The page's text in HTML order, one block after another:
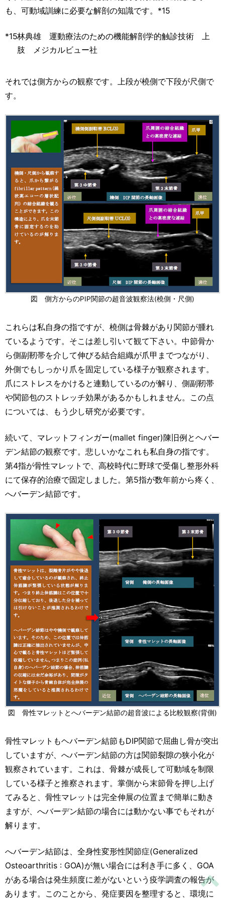
も、可動域訓練に必要な解剖の知識です。*15
*15林典雄 運動療法のための機能解剖学的触診技術 上
肢 メジカルビュー社
それでは側方からの観察です。上段が橈側で下段が尺側で
す。
図 側方からのPIP関節の超音波観察法(橈側・尺側)
これらは私自身の指ですが、橈側は骨棘があり関節が腫れ
ているようです。そこは差し引いて観て下さい。中節骨か
ら側副靭帯を介して伸びる結合組織が爪甲までつながり、
外側でもしっかり爪を固定している様子が観察されます。
爪にストレスをかけると連動しているのが解り、側副靭帯
や関節包のストレッチ効果があるかもしれません。この点
については、もう少し研究が必要です。
続いて、マレットフィンガー(mallet finger)陳旧例とヘバー
デン結節の観察です。悲しいかなこれも私自身の指です。
第4指が骨性マレットで、高校時代に野球で受傷し整形外科
にて保存的治療で固定しました。第5指が数年前から疼く、
へバーデン結節です。
図 骨性マレットとへバーデン結節の超音波による比較観察(背側)
骨性マレットもヘバーデン結節もDIP関節で屈曲し骨が突出
していますが、へバーデン結節の方は関節裂隙の狭小化が
観察されています。これは、骨棘が成長して可動域を制限
している様子と推察されます。掌側から末節骨を押し上げ
てみると、骨性マレットは完全伸展の位置まで簡単に動き
ますが、へバーデン結節の場合には動かない事でもそれが
解ります。
へバーデン結節は、全身性変形性関節症(Generalized
Osteoarthritis : GOA)が無い場合には利き手に多く、GOA
がある場合は発生頻度に差がないという疫学調査の報告が
あります。このことから、発症要因を整理すると、環境に